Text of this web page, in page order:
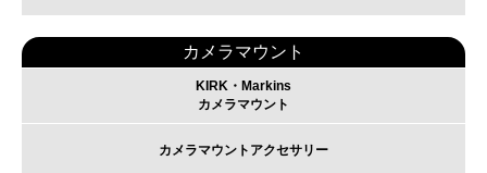
カメラマウント
KIRK・Markins
カメラマウント
カメラマウントアクセサリー